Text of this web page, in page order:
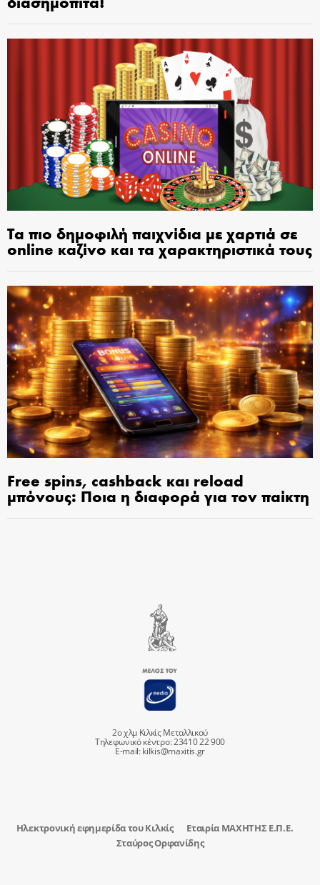
Τα πιο δημοφιλή παιχνίδια με χαρτιά σε
online καζίνο και τα χαρακτηριστικά τους
Free spins, cashback και reload
μπόνους: Ποια η διαφορά για τον παίκτη
2ο χλμ Κιλκίς Μεταλλικού
Τηλεφωνικό κέντρο: 23410 22 900
E-mail:kilkis@maxitis.gr
Ηλεκτρονική εφημερίδα του Κιλκίς
Εταιρία ΜΑΧΗΤΗΣ Ε.Π.Ε.
Σταύρος Ορφανίδης